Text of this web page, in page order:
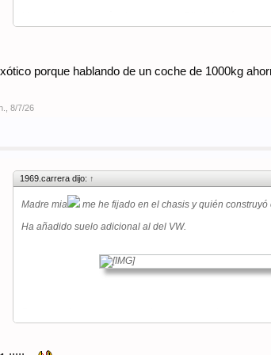
Hasta de colores, más chic, cosa que Piëch habría
porque hablando de un coche de 1000kg
8/7/26
1969.carrera dijo: ↑
Madre mia
me he fijado en el chasis y quién
Ha añadido suelo adicional al del VW.
Pero no solo eso, ha puesto planchas y paneles para